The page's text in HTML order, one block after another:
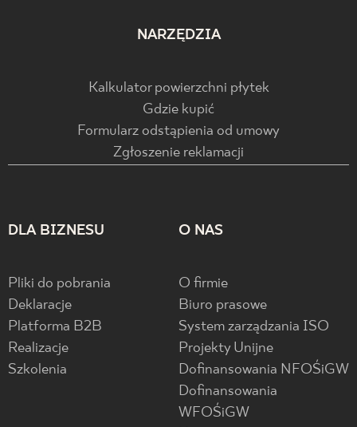
NARZĘDZIA
Kalkulator powierzchni płytek
Gdzie kupić
Formularz odstąpienia od umowy
Zgłoszenie reklamacji
DLA BIZNESU
Pliki do pobrania
Deklaracje
Platforma B2B
Realizacje
Szkolenia
O NAS
O firmie
Biuro prasowe
System zarządzania ISO
Projekty Unijne
Dofinansowania NFOŚiGW
Dofinansowania
WFOŚiGW